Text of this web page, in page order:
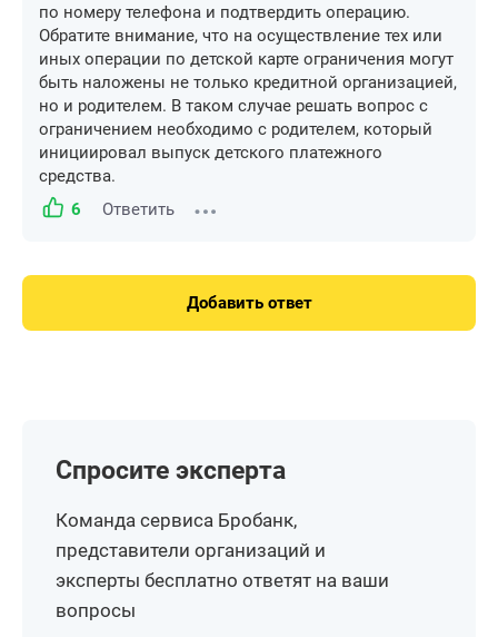
по номеру телефона и подтвердить операцию.
Обратите внимание, что на осуществление тех или
иных операции по детской карте ограничения могут
быть наложены не только кредитной организацией,
но и родителем. В таком случае решать вопрос с
ограничением необходимо с родителем, который
инициировал выпуск детского платежного
средства.
6
Ответить
Добавить ответ
Спросите эксперта
Команда сервиса Бробанк,
представители организаций и
эксперты бесплатно ответят на ваши
вопросы